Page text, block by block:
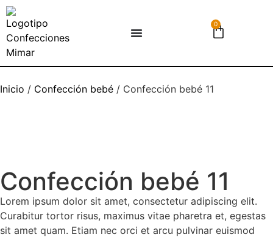
0
Inicio / Confección bebé / Confección bebé 11
Confección bebé 11
Lorem ipsum dolor sit amet, consectetur adipiscing elit.
Curabitur tortor risus, maximus vitae pharetra et, egestas
sit amet quam. Etiam nec orci et arcu pulvinar euismod